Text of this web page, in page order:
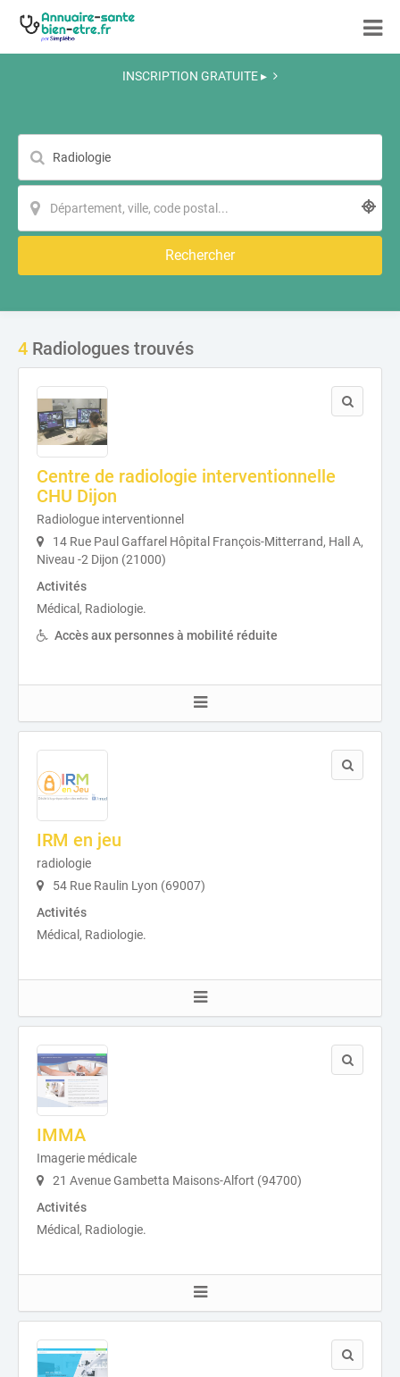
INSCRIPTION GRATUITE ▸
Rechercher
4 Radiologues trouvés
Centre de radiologie interventionnelle
CHU Dijon
Radiologue interventionnel
14 Rue Paul Gaffarel Hôpital François-Mitterrand, Hall A,
Niveau -2 Dijon (21000)
Activités
Médical, Radiologie.
Accès aux personnes à mobilité réduite
IRM en jeu
radiologie
54 Rue Raulin Lyon (69007)
Activités
Médical, Radiologie.
IMMA
Imagerie médicale
21 Avenue Gambetta Maisons-Alfort (94700)
Activités
Médical, Radiologie.